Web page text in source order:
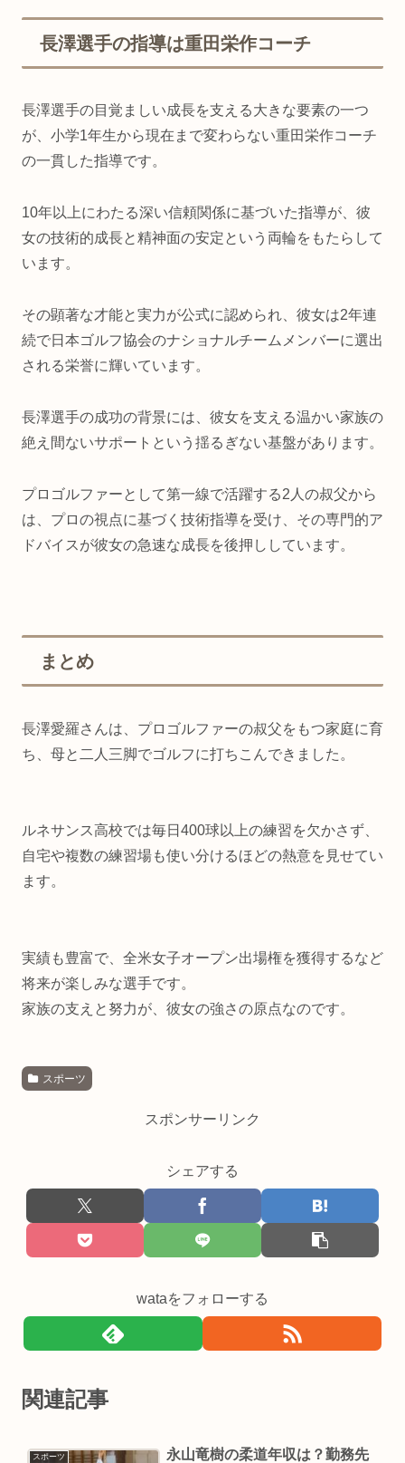
長澤選手の指導は重田栄作コーチ
長澤選手の目覚ましい成長を支える大きな要素の一つ
が、小学1年生から現在まで変わらない重田栄作コーチ
の一貫した指導です。
10年以上にわたる深い信頼関係に基づいた指導が、彼
女の技術的成長と精神面の安定という両輪をもたらして
います。
その顕著な才能と実力が公式に認められ、彼女は2年連
続で日本ゴルフ協会のナショナルチームメンバーに選出
される栄誉に輝いています。
長澤選手の成功の背景には、彼女を支える温かい家族の
絶え間ないサポートという揺るぎない基盤があります。
プロゴルファーとして第一線で活躍する2人の叔父から
は、プロの視点に基づく技術指導を受け、その専門的ア
ドバイスが彼女の急速な成長を後押ししています。
まとめ
長澤愛羅さんは、 プロ ゴルファーの叔父を もつ家庭に育
ち、 母と 二人三脚でゴルフに打ち こんでき ま した。
ルネサンス高校では毎日 400球以上の練習を欠かさず、
自宅や複数の練習場も使い分けるほどの熱意を 見せてい
ます。
実績も豊富で、 全米女子オープン出場権を獲得するなど
将来が楽しみな選手です。
家族の支え と 努力が、 彼女の強さの原点なのです。
スポーツ
スポンサーリンク
シェアする
wataをフォローする
関連記事
スポーツ
永山竜樹の柔道年収は？勤務先